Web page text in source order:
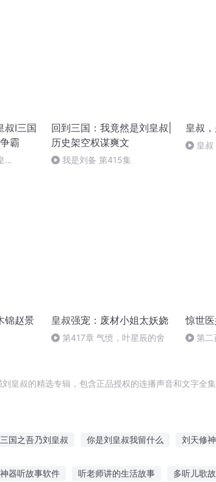
叔I三国
霸
回到三国：我竟然是刘皇叔|
历史架空权谋爽文
我是刘备 第415集
皇叔
皇叔
锦赵景
皇叔强宠：废材小姐太妖娆
第417章 气愤，叶星辰的舍
惊世
第二
皇叔的精选专辑，包含正品授权的连播声音和文字全
国之吾乃刘皇叔 你是刘皇叔我留什么 刘天修神
器听故事软件 听老师讲的生活故事 多听儿歌